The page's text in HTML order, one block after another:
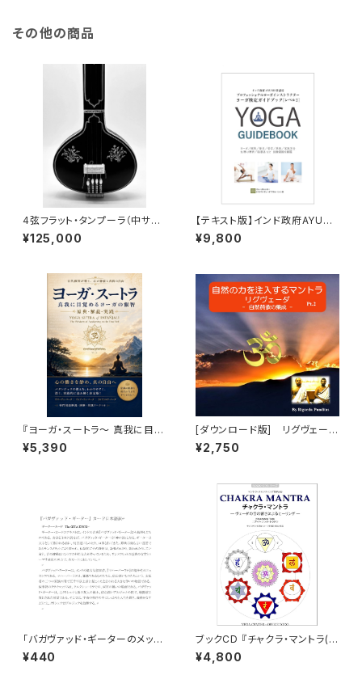
その他の商品
4弦フラット・タンプーラ（中サイ
ズ）｜インド伝統楽器・ブラック
仕上げ
¥125,000
【テキスト版】インド政府AYUSH
省プロフェッショナルヨーガイン
ストラクター 検定試験 受験対
¥9,800
『ヨーガ・スートラ～ 真我に目覚
めるヨーガ』
¥5,390
[ダウンロード版] リグヴェー
ダ・マントラ・チャンティング（詠
唱）パート2「大自然の力の注入」
¥2,750
「バガヴァッド・ギーターのメッセ
ージカード」の日本語訳ダウン
ロード版
¥440
ブックCD 『チャクラ・マントラ(C
HAKRA MANTRA) ヴェーダの
音の響きによるヒーリング』ダウ
¥4,800